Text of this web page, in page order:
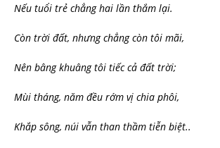
Nếu tuổi trẻ chẳng hai lần thắm lại.
Còn trời đất, nhưng chẳng còn tôi mãi,
Nên bâng khuâng tôi tiếc cả đất trời;
Mùi tháng, năm đều rớm vị chia phôi,
Khắp sông, núi vẫn than thầm tiễn biệt..